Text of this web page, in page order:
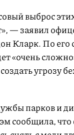
выброс
— заявил
Кларк. По его
«очень
угрозу
парков и
сообщила, что